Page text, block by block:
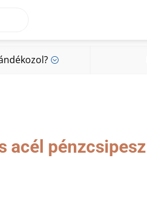
;
acél pénzcsipesz